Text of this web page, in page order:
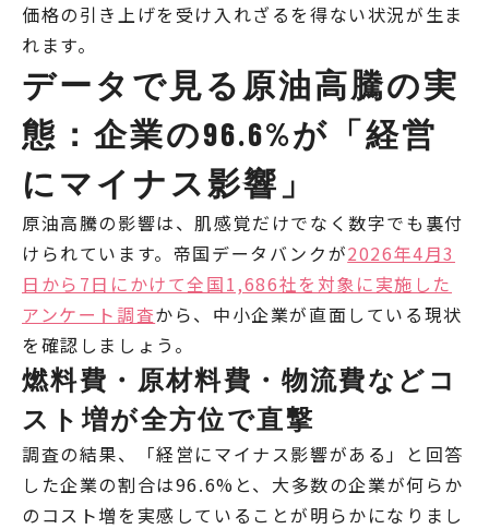
価格の引き上げを受け入れざるを得ない状況が生ま
れます。
データで見る原油高騰の実
態：企業の96.6%が「経営
にマイナス影響」
原油高騰の影響は、肌感覚だけでなく数字でも裏付
けられています。帝国データバンクが2026年4月3
日から7日にかけて全国1,686社を対象に実施した
アンケート調査から、中小企業が直面している現状
を確認しましょう。
燃料費・原材料費・物流費などコ
スト増が全方位で直撃
調査の結果、「経営にマイナス影響がある」と回答
した企業の割合は96.6%と、大多数の企業が何らか
のコスト増を実感していることが明らかになりまし